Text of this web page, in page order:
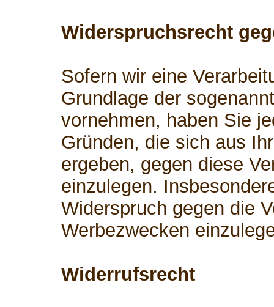
Widerspruchsrecht
Sofern wir eine
Grundlage der
vornehmen, haben Sie
Gründen, die sich aus
ergeben, gegen diese
einzulegen.
Widerspruch gegen die
Werbezwecken
Widerrufsrecht